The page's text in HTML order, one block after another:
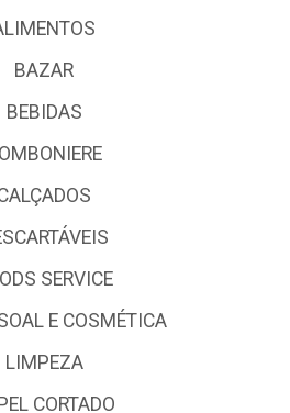
BAZAR
BEBIDAS
SERVICE
E COSMÉTICA
LIMPEZA
CORTADO